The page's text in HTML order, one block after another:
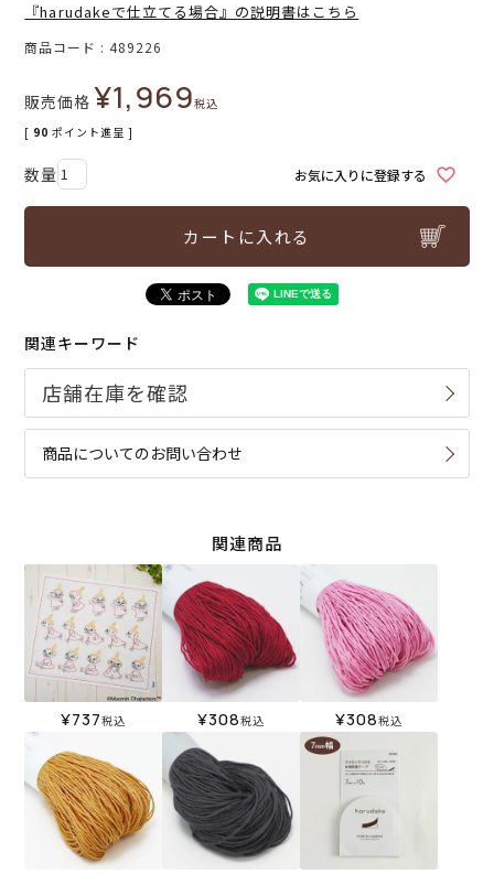
『harudakeで仕立てる場合』の説明書はこちら
商品コード 489226
販売価格 ¥1,969税込
[ 90 ポイント進呈 ]
お気に入りに登録する
カートに入れる
関連キーワード
商品についてのお問い合わせ
関連商品
¥737税込 ¥308税込 ¥308税込